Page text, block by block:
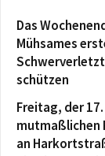
Das
Mühsames
schützen
Freitag, der
mutmaßlichen
an